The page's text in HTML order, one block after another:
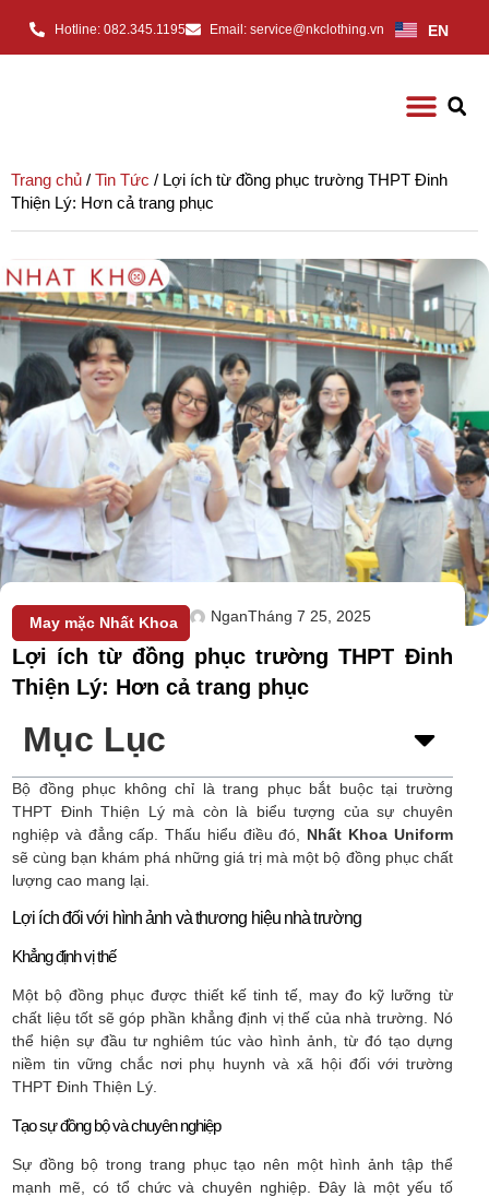
Hotline: 082.345.1195 Email: service@nkclothing.vn EN
Trang chủ / Tin Tức / Lợi ích từ đồng phục trường THPT Đinh
Thiện Lý: Hơn cả trang phục
May mặc Nhất Khoa NganTháng 7 25, 2025
Lợi ích từ đồng phục trường THPT Đinh
Thiện Lý: Hơn cả trang phục
Mục Lục
Bộ đồng phục không chỉ là trang phục bắt buộc tại trường
THPT Đinh Thiện Lý mà còn là biểu tượng của sự chuyên
nghiệp và đẳng cấp. Thấu hiểu điều đó, Nhất Khoa Uniform
sẽ cùng bạn khám phá những giá trị mà một bộ đồng phục chất
lượng cao mang lại.
Lợi ích đối với hình ảnh và thương hiệu nhà trường
Khẳng định vị thế
Một bộ đồng phục được thiết kế tinh tế, may đo kỹ lưỡng từ
chất liệu tốt sẽ góp phần khẳng định vị thế của nhà trường. Nó
thể hiện sự đầu tư nghiêm túc vào hình ảnh, từ đó tạo dựng
niềm tin vững chắc nơi phụ huynh và xã hội đối với trường
THPT Đinh Thiện Lý.
Tạo sự đồng bộ và chuyên nghiệp
Sự đồng bộ trong trang phục tạo nên một hình ảnh tập thể
mạnh mẽ, có tổ chức và chuyên nghiệp. Đây là một yếu tố